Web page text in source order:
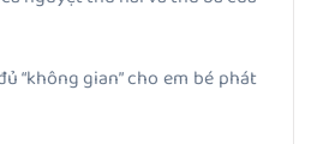
“không gian” cho em bé phát